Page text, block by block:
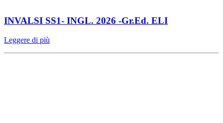
INVALSI SS1- INGL. 2026 -Gr.Ed. ELI
Leggere di più